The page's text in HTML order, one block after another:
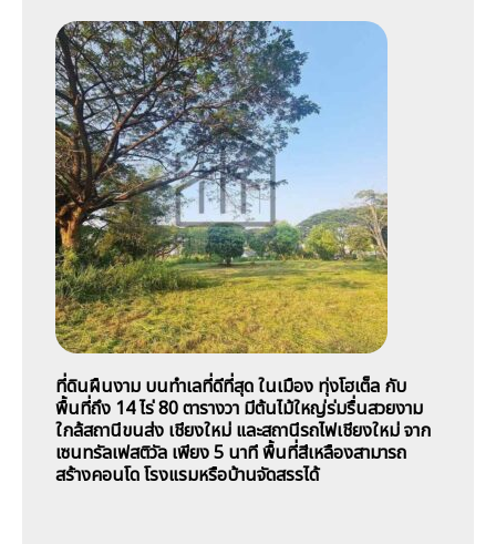
ที่ดินผืนงาม บนทำเลที่ดีที่สุด ในเมือง ทุ่งโฮเต็ล กับ
พื้นที่ถึง 14 ไร่ 80 ตารางวา มีต้นไม้ใหญ่ร่มรื่นสวยงาม
ใกล้สถานีขนส่ง เชียงใหม่ และสถานีรถไฟเชียงใหม่ จาก
เซนทรัลเฟสติวัล เพียง 5 นาที พื้นที่สีเหลืองสามารถ
สร้างคอนโด โรงแรมหรือบ้านจัดสรรได้